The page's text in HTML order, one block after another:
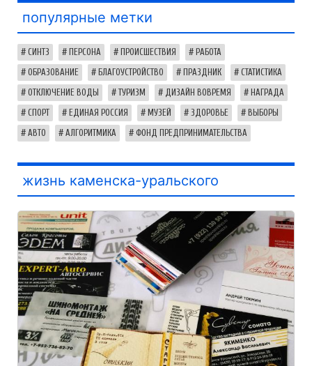
популярные метки
СИНТЗ ПЕРСОНА ПРОИСШЕСТВИЯ РАБОТА
ОБРАЗОВАНИЕ БЛАГОУСТРОЙСТВО ПРАЗДНИК СТАТИСТИКА
ОТКЛЮЧЕНИЕ ВОДЫ ТУРИЗМ ДИЗАЙН ВОВРЕМЯ НАГРАДА
СПОРТ ЕДИНАЯ РОССИЯ МУЗЕЙ ЗДОРОВЬЕ ВЫБОРЫ
АВТО АЛГОРИТМИКА ФОНД ПРЕДПРИНИМАТЕЛЬСТВА
жизнь каменска-уральского